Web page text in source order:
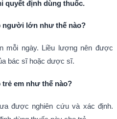
quyết định dùng thuốc.
người lớn như thế nào?
mỗi ngày. Liều lượng nên được
bác sĩ hoặc dược sĩ.
em như thế nào?
được nghiên cứu và xác định.